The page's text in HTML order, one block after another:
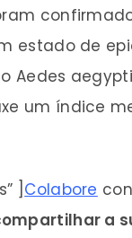
estado de
Aedes
um índice
] Colabore
a